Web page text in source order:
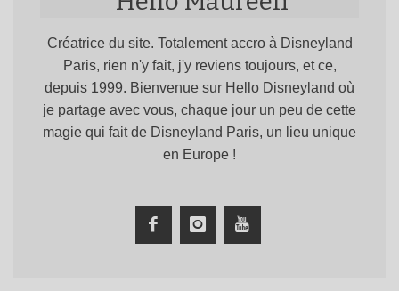
Créatrice du site. Totalement accro à Disneyland
Paris, rien n'y fait, j'y reviens toujours, et ce,
depuis 1999. Bienvenue sur Hello Disneyland où
je partage avec vous, chaque jour un peu de cette
magie qui fait de Disneyland Paris, un lieu unique
en Europe !